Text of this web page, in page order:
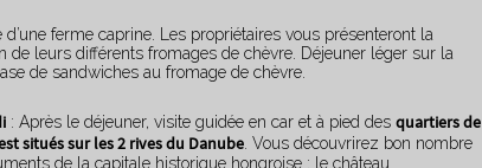
d’une ferme caprine. Les propriétaires vous présenteront la
de leurs différents fromages de chèvre. Déjeuner léger sur la
de sandwiches au fromage de chèvre.
: Après le déjeuner, visite guidée en car et à pied des quartiers de
situés sur les 2 rives du Danube . Vous découvrirez bon nombre
de la capitale historique hongroise : le château